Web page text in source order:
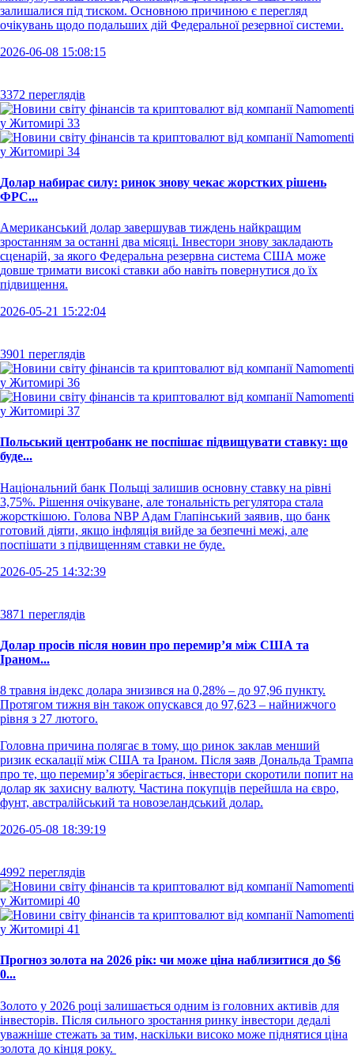
залишалися під тиском. Основною причиною є перегляд
очікувань щодо подальших дій Федеральної резервної системи.
2026-06-08 15:08:15
3372 переглядів
Долар набирає силу: ринок знову чекає жорстких рішень
ФРС...
Американський долар завершував тиждень найкращим
зростанням за останні два місяці. Інвестори знову закладають
сценарій, за якого Федеральна резервна система США може
довше тримати високі ставки або навіть повернутися до їх
підвищення.
2026-05-21 15:22:04
3901 переглядів
Польський центробанк не поспішає підвищувати ставку: що
буде...
Національний банк Польщі залишив основну ставку на рівні
3,75%. Рішення очікуване, але тональність регулятора стала
жорсткішою. Голова NBP Адам Глапінський заявив, що банк
готовий діяти, якщо інфляція вийде за безпечні межі, але
поспішати з підвищенням ставки не буде.
2026-05-25 14:32:39
3871 переглядів
Долар просів після новин про перемир’я між США та
Іраном...
8 травня індекс долара знизився на 0,28% – до 97,96 пункту.
Протягом тижня він також опускався до 97,623 – найнижчого
рівня з 27 лютого.
Головна причина полягає в тому, що ринок заклав менший
ризик ескалації між США та Іраном. Після заяв Дональда Трампа
про те, що перемир’я зберігається, інвестори скоротили попит на
долар як захисну валюту. Частина покупців перейшла на євро,
фунт, австралійський та новозеландський долар.
2026-05-08 18:39:19
4992 переглядів
Прогноз золота на 2026 рік: чи може ціна наблизитися до $6
0...
Золото у 2026 році залишається одним із головних активів для
інвесторів. Після сильного зростання ринку інвестори дедалі
уважніше стежать за тим, наскільки високо може піднятися ціна
золота до кінця року.